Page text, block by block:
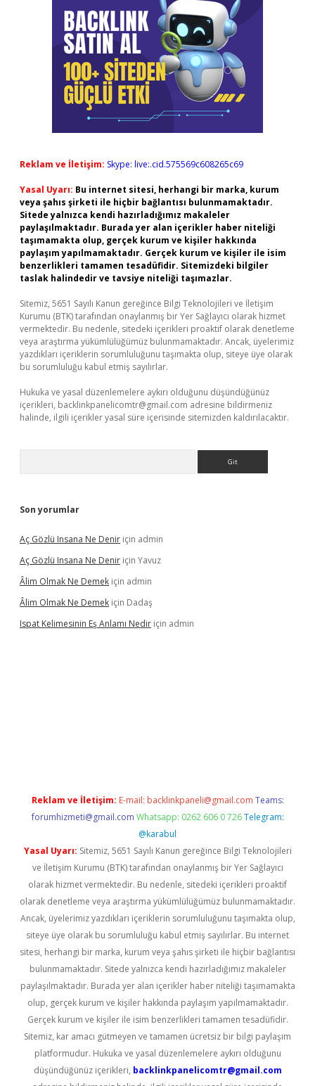
Reklam ve İletişim: Skype: live:.cid.575569c608265c69
Yasal Uyarı: Bu internet sitesi, herhangi bir marka, kurum
veya şahıs şirketi ile hiçbir bağlantısı bulunmamaktadır.
Sitede yalnızca kendi hazırladığımız makaleler
paylaşılmaktadır. Burada yer alan içerikler haber niteliği
taşımamakta olup, gerçek kurum ve kişiler hakkında
paylaşım yapılmamaktadır. Gerçek kurum ve kişiler ile isim
benzerlikleri tamamen tesadüfidir. Sitemizdeki bilgiler
taslak halindedir ve tavsiye niteliği taşımazlar.
Sitemiz, 5651 Sayılı Kanun gereğince Bilgi Teknolojileri ve İletişim
Kurumu (BTK) tarafından onaylanmış bir Yer Sağlayıcı olarak hizmet
vermektedir. Bu nedenle, sitedeki içerikleri proaktif olarak denetleme
veya araştırma yükümlülüğümüz bulunmamaktadır. Ancak, üyelerimiz
yazdıkları içeriklerin sorumluluğunu taşımakta olup, siteye üye olarak
bu sorumluluğu kabul etmiş sayılırlar.
Hukuka ve yasal düzenlemelere aykırı olduğunu düşündüğünüz
içerikleri, backlinkpanelicomtr@gmail.com adresine bildirmeniz
halinde, ilgili içerikler yasal süre içerisinde sitemizden kaldırılacaktır.
Son yorumlar
Aç Gözlü Insana Ne Denir için admin
Aç Gözlü Insana Ne Denir için Yavuz
Âlim Olmak Ne Demek için admin
Âlim Olmak Ne Demek için Dadaş
Ispat Kelimesinin Eş Anlamı Nedir için admin
Reklam ve İletişim: E-mail: backlinkpaneli@gmail.com Teams:
forumhizmeti@gmail.com Whatsapp: 0262 606 0 726 Telegram:
@karabul
Yasal Uyarı: Sitemiz, 5651 Sayılı Kanun gereğince Bilgi Teknolojileri
ve İletişim Kurumu (BTK) tarafından onaylanmış bir Yer Sağlayıcı
olarak hizmet vermektedir. Bu nedenle, sitedeki içerikleri proaktif
olarak denetleme veya araştırma yükümlülüğümüz bulunmamaktadır.
Ancak, üyelerimiz yazdıkları içeriklerin sorumluluğunu taşımakta olup,
siteye üye olarak bu sorumluluğu kabul etmiş sayılırlar. Bu internet
sitesi, herhangi bir marka, kurum veya şahıs şirketi ile hiçbir bağlantısı
bulunmamaktadır. Sitede yalnızca kendi hazırladığımız makaleler
paylaşılmaktadır. Burada yer alan içerikler haber niteliği taşımamakta
olup, gerçek kurum ve kişiler hakkında paylaşım yapılmamaktadır.
Gerçek kurum ve kişiler ile isim benzerlikleri tamamen tesadüfidir.
Sitemiz, kar amacı gütmeyen ve tamamen ücretsiz bir bilgi paylaşım
platformudur. Hukuka ve yasal düzenlemelere aykırı olduğunu
düşündüğünüz içerikleri, backlinkpanelicomtr@gmail.com